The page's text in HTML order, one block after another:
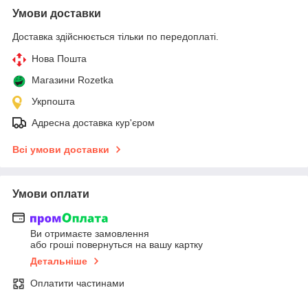
Умови доставки
Доставка здійснюється тільки по передоплаті.
Нова Пошта
Магазини Rozetka
Укрпошта
Адресна доставка кур'єром
Всі умови доставки
Умови оплати
Ви отримаєте замовлення
або гроші повернуться на вашу картку
Детальніше
Оплатити частинами